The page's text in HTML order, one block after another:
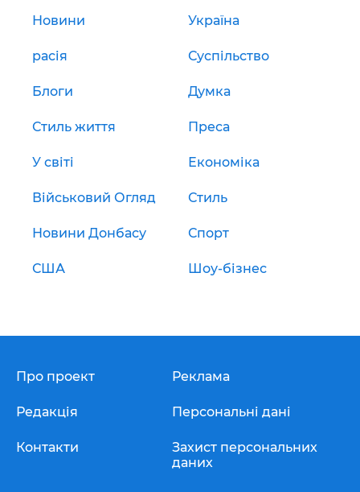
Новини Україна
расія Суспільство
Блоги Думка
Стиль життя Преса
У світі Економіка
Військовий Огляд Стиль
Новини Донбасу Спорт
США Шоу-бізнес
Про проект
Редакція
Контакти
Реклама
Персональні дані
Захист персональних
даних